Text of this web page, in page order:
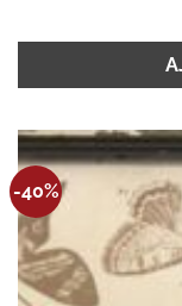
-40%